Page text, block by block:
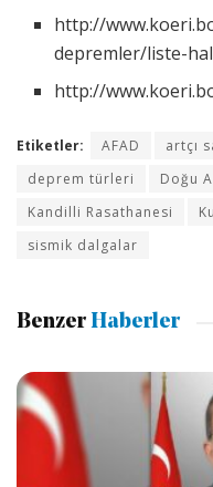
http://
depremler/liste-
http://
Etiketler: AFAD artçı
deprem türleri
Doğu
Kandilli Rasathanesi
sismik dalgalar
Benzer Haberler